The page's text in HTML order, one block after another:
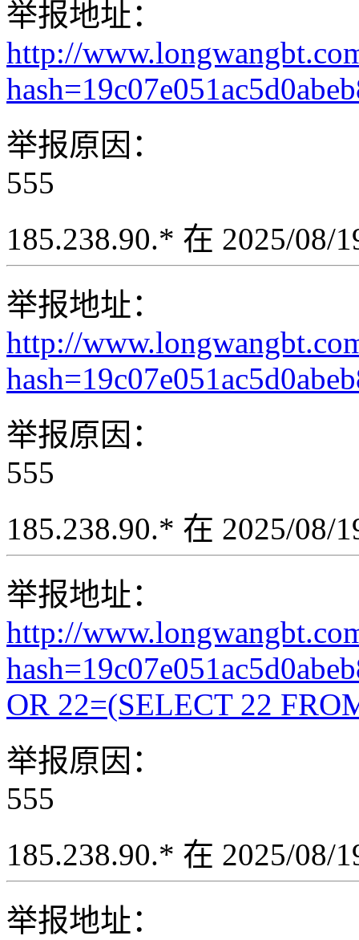
举报地址：
http://
举报原因：
555
185.238.90.* 在 2025/08/
举报地址：
http://
举报原因：
555
185.238.90.* 在 2025/08/
举报地址：
http://
OR 22=(SELECT 22
举报原因：
555
185.238.90.* 在 2025/08/
举报地址：